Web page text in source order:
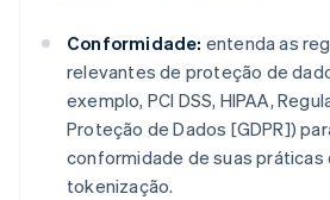
Conformidade: entenda as
relevantes de proteção de
exemplo, PCI DSS, HIPAA,
Proteção de Dados [GDPR])
conformidade de suas
tokenização.